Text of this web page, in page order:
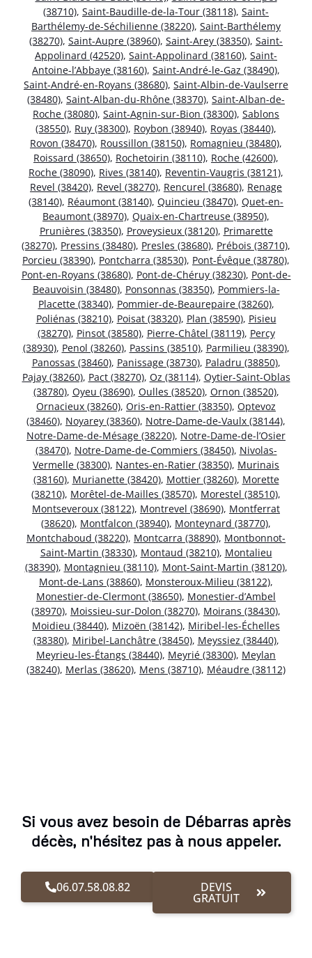
(38710), Saint-Baudille-de-la-Tour (38118), Saint-
Barthélemy-de-Séchilienne (38220), Saint-Barthélemy
(38270), Saint-Aupre (38960), Saint-Arey (38350), Saint-
Appolinard (42520), Saint-Appolinard (38160), Saint-
Antoine-l’Abbaye (38160), Saint-André-le-Gaz (38490),
Saint-André-en-Royans (38680), Saint-Albin-de-Vaulserre
(38480), Saint-Alban-du-Rhône (38370), Saint-Alban-de-
Roche (38080), Saint-Agnin-sur-Bion (38300), Sablons
(38550), Ruy (38300), Roybon (38940), Royas (38440),
Rovon (38470), Roussillon (38150), Romagnieu (38480),
Roissard (38650), Rochetoirin (38110), Roche (42600),
Roche (38090), Rives (38140), Reventin-Vaugris (38121),
Revel (38420), Revel (38270), Rencurel (38680), Renage
(38140), Réaumont (38140), Quincieu (38470), Quet-en-
Beaumont (38970), Quaix-en-Chartreuse (38950),
Prunières (38350), Proveysieux (38120), Primarette
(38270), Pressins (38480), Presles (38680), Prébois (38710),
Porcieu (38390), Pontcharra (38530), Pont-Évêque (38780),
Pont-en-Royans (38680), Pont-de-Chéruy (38230), Pont-de-
Beauvoisin (38480), Ponsonnas (38350), Pommiers-la-
Placette (38340), Pommier-de-Beaurepaire (38260),
Poliénas (38210), Poisat (38320), Plan (38590), Pisieu
(38270), Pinsot (38580), Pierre-Châtel (38119), Percy
(38930), Penol (38260), Passins (38510), Parmilieu (38390),
Panossas (38460), Panissage (38730), Paladru (38850),
Pajay (38260), Pact (38270), Oz (38114), Oytier-Saint-Oblas
(38780), Oyeu (38690), Oulles (38520), Ornon (38520),
Ornacieux (38260), Oris-en-Rattier (38350), Optevoz
(38460), Noyarey (38360), Notre-Dame-de-Vaulx (38144),
Notre-Dame-de-Mésage (38220), Notre-Dame-de-l’Osier
(38470), Notre-Dame-de-Commiers (38450), Nivolas-
Vermelle (38300), Nantes-en-Ratier (38350), Murinais
(38160), Murianette (38420), Mottier (38260), Morette
(38210), Morêtel-de-Mailles (38570), Morestel (38510),
Montseveroux (38122), Montrevel (38690), Montferrat
(38620), Montfalcon (38940), Monteynard (38770),
Montchaboud (38220), Montcarra (38890), Montbonnot-
Saint-Martin (38330), Montaud (38210), Montalieu
(38390), Montagnieu (38110), Mont-Saint-Martin (38120),
Mont-de-Lans (38860), Monsteroux-Milieu (38122),
Monestier-de-Clermont (38650), Monestier-d’Ambel
(38970), Moissieu-sur-Dolon (38270), Moirans (38430),
Moidieu (38440), Mizoën (38142), Miribel-les-Échelles
(38380), Miribel-Lanchâtre (38450), Meyssiez (38440),
Meyrieu-les-Étangs (38440), Meyrié (38300), Meylan
(38240), Merlas (38620), Mens (38710), Méaudre (38112)
Si vous avez besoin de Débarras après
décès, n'hésitez pas à nous appeler.
06.07.58.08.82 DEVIS
GRATUIT